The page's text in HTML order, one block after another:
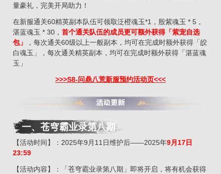
量豪礼，完美开局助力！
在新服通关60精英副本队伍可领取泛橙魂玉*1，殷紫魂玉 * 5，
湛蓝魂玉 * 30，首个通关队伍的成员更可额外获得「紫宠自选
包」
，每次通关60级以上一般副本，均可在完成时额外获得「皎
白魂玉」，每次通关精英副本，均可在完成时额外获得「湛蓝魂
玉」
>>>S8-问鼎八荒新服预约活动页<<<
一、苍穹霸业录第八期
【活动时间】：2025年9月11日维护后——2025年9月17日
23:59
【活动内容】：「苍穹霸业录第八期」即将开启，将有机会获得